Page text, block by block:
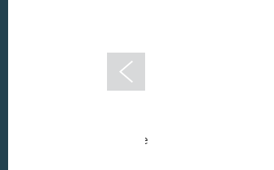
Léger - André Mare